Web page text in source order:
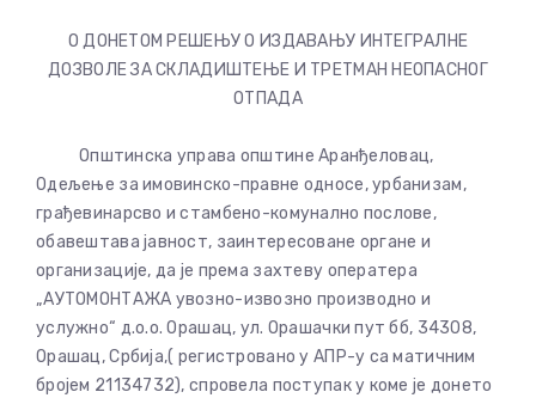
О ДОНЕТОМ РЕШЕЊУ О ИЗДАВАЊУ ИНТЕГРАЛНЕ
ДОЗВОЛЕ ЗА СКЛАДИШТЕЊЕ И ТРЕТМАН НЕОПАСНОГ
ОТПАДА
Општинска управа општине Аранђеловац,
Одељење за имовинско-правне односе, урбанизам,
грађевинарсво и стамбено-комунално послове,
обавештава јавност, заинтересоване органе и
организације, да је према захтеву оператера
„АУТОМОНТАЖА увозно-извозно производно и
услужно“ д.о.о. Орашац, ул. Орашачки пут бб, 34308,
Орашац, Србија,( регистровано у АПР-у са матичним
бројем 21134732), спровела поступак у коме је донето